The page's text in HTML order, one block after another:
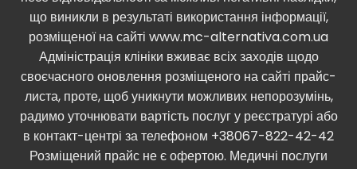
що виникли в результаті використання інформації,
розміщеної на сайті www.mc-alternativa.com.ua
Адміністрація клініки вживає всіх заходів щодо
своєчасного оновлення розміщеного на сайті прайс-
листа, проте, щоб уникнути можливих непорозумінь,
радимо уточнювати вартість послуг у реєстратурі або
в контакт-центрі за телефоном +38067-822-42-42
Розміщений прайс не є офертою. Медичні послуги